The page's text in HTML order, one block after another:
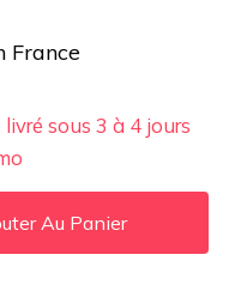
France
sous 3 à 4 jours
Au Panier